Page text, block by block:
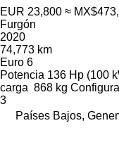
EUR 23,800 ≈
Furgón
2020
74,773 km
Euro 6
Potencia 136 Hp (100
carga 868 kg
3
Países Bajos,